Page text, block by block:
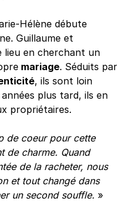
Hélène débute
Guillaume et
lieu en cherchant un
mariage. Séduits par
, ils sont loin
années plus tard, ils en
propriétaires.
de coeur pour cette
de charme. Quand
de la racheter, nous
et tout changé dans
un second souffle. »